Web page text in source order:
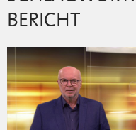
BERICHT